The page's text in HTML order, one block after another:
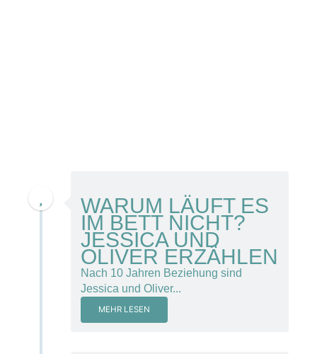
WARUM LÄUFT ES
IM BETT NICHT?
JESSICA UND
OLIVER ERZÄHLEN
Nach 10 Jahren Beziehung sind
Jessica und Oliver...
MEHR LESEN